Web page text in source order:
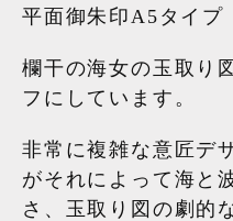
平面御朱印A5タイプ
欄干の海女の玉取り
フにしています。
非常に複雑な意匠デ
がそれによって海と
さ、玉取り図の劇的